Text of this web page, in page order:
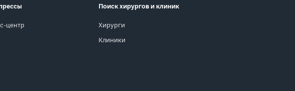
центр
Поиск хирургов и клиник
Хирурги
Клиники